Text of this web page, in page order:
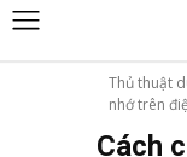
Thủ thuật
nhớ trên
Cách